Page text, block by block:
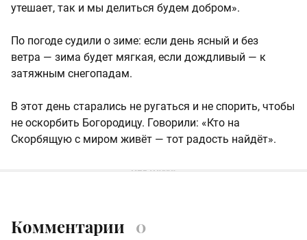
утешает, так и мы делиться будем добром».
По погоде судили о зиме: если день ясный и без
ветра — зима будет мягкая, если дождливый — к
затяжным снегопадам.
В этот день старались не ругаться и не спорить, чтобы
не оскорбить Богородицу. Говорили: «Кто на
Скорбящую с миром живёт — тот радость найдёт».
Комментарии 0